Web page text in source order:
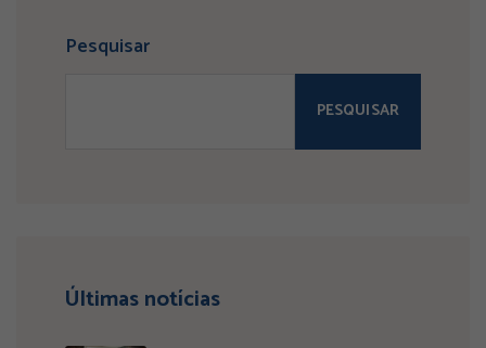
Pesquisar
PESQUISAR
Últimas notícias